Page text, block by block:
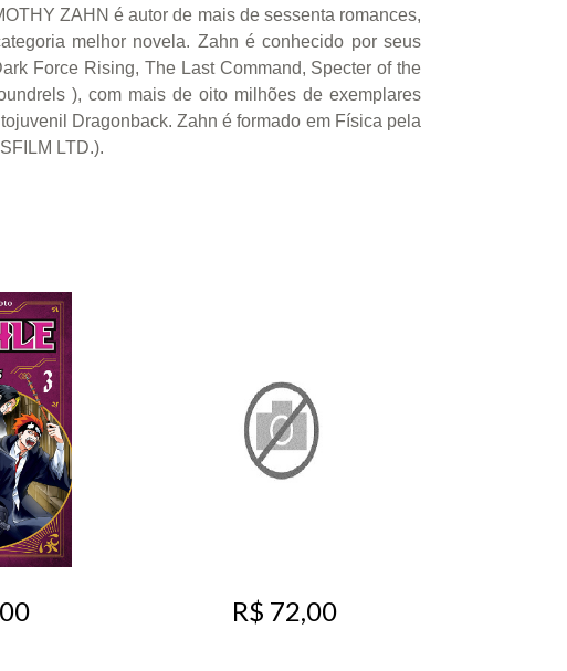
ZAHN é autor de mais de sessenta romances,
melhor novela. Zahn é conhecido por seus
Force Rising, The Last Command, Specter of the
), com mais de oito milhões de exemplares
Dragonback. Zahn é formado em Física pela
LTD.).
R$ 72,00